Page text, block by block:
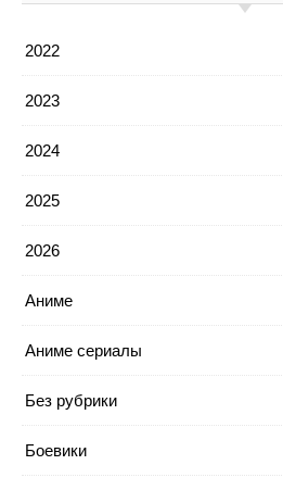
2022
2023
2024
2025
2026
Аниме
Аниме сериалы
Без рубрики
Боевики